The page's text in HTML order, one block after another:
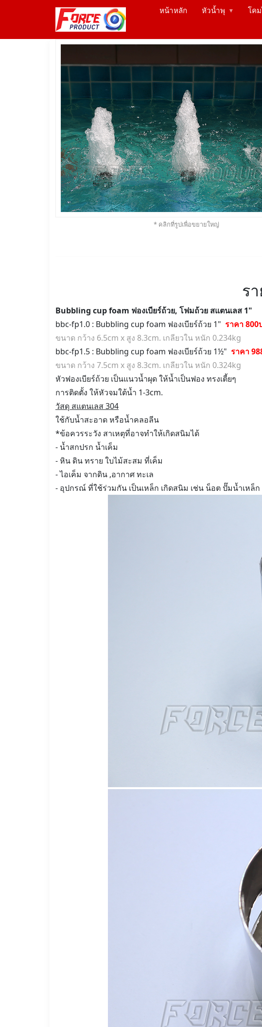
หน้าหลัก หัวน้ำพุ ▶ โค
* คลิกที่รูปเพื่อขยายใหญ่
ร
Bubbling cup foam ฟองเบียร์ถ้วย, โฟมถ้วย สแตนเลส 1"
bbc-fp1.0 : Bubbling cup foam ฟองเบียร์ถ้วย 1" ราคา 800
ขนาด กว้าง 6.5cm x สูง 8.3cm. เกลียวใน หนัก 0.234kg
bbc-fp1.5 : Bubbling cup foam ฟองเบียร์ถ้วย 1½" ราคา
ขนาด กว้าง 7.5cm x สูง 8.3cm. เกลียวใน หนัก 0.324kg
หัวฟองเบียร์ถ้วย เป็นแนวน้ำผุด ให้น้ำเป็นฟอง ทรงเตี้ยๆ
การติดตั้ง ให้หัวจมใต้น้ำ 1-3cm.
วัสดุ สแตนเลส 304
ใช้กับน้ำสะอาด หรือน้ำคลอลีน
*ข้อควรระวัง สาเหตุที่อาจทำให้เกิดสนิมได้
- น้ำสกปรก น้ำเค็ม
- หิน ดิน ทราย ใบไม้สะสม ที่เค็ม
- ไอเค็ม จากดิน ,อากาศ ทะเล
- อุปกรณ์ ที่ใช้ร่วมกัน เป็นเหล็ก เกิดสนิม เช่น น็อต ปั๊มน้ำเห